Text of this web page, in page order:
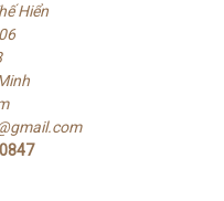
Hiển